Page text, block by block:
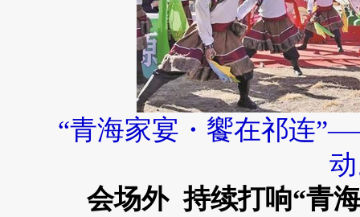
“青海家宴・饗在祁连
会场外 持续打响“青